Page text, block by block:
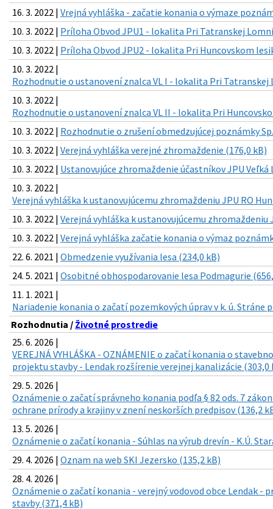
16. 3. 2022 | Vrejná vyhláška - začatie konania o výmaze
10. 3. 2022 | Príloha Obvod JPU1 - lokalita Pri Tatranskej
10. 3. 2022 | Príloha Obvod JPU2 - lokalita Pri Huncovskom
10. 3. 2022 |
Rozhodnutie o ustanovení znalca VL I - lokalita Pri Tatranskej
10. 3. 2022 |
Rozhodnutie o ustanovení znalca VL II - lokalita Pri
10. 3. 2022 | Rozhodnutie o zrušení obmedzujúcej poznámky
10. 3. 2022 | Verejná vyhláška verejné zhromaždenie (176,0 kB)
10. 3. 2022 | Ustanovujúce zhromaždenie účastníkov JPU Veľká
10. 3. 2022 |
Verejná vyhláška k ustanovujúcemu zhromaždeniu JPU RO
10. 3. 2022 | Verejná vyhláška k ustanovujúcemu zhromaždeniu
10. 3. 2022 | Verejná vyhláška začatie konania o výmaz
22. 6. 2021 | Obmedzenie využívania lesa (234,0 kB)
24. 5. 2021 | Osobitné obhospodarovanie lesa Podmagurie
11. 1. 2021 |
Nariadenie konania o začatí pozemkových úprav v k. ú. Stráne
Rozhodnutia / Životné prostredie
25. 6. 2026 |
VEREJNÁ VYHLÁŠKA - OZNÁMENIE o začatí konania o
projektu stavby - Lendak rozšírenie verejnej kanalizácie (303,0
29. 5. 2026 |
Oznámenie o začatí správneho konania podľa § 82 ods. 7
ochrane prírody a krajiny v znení neskorších predpisov (136,2
13. 5. 2026 |
Oznámenie o začatí konania - Súhlas na výrub drevín - K.Ú.
29. 4. 2026 | Oznam na web SKI Jezersko (135,2 kB)
28. 4. 2026 |
Oznámenie o začatí konania - verejný vodovod obce Lendak -
stavby (371,4 kB)